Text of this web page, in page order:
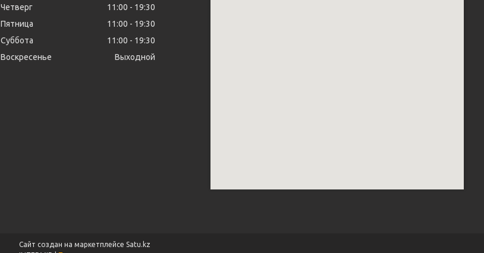
Четверг
11:00
19:30
Пятница
11:00
19:30
Суббота
11:00
19:30
Воскресенье
Выходной
Сайт создан на маркетплейсе Satu.kz